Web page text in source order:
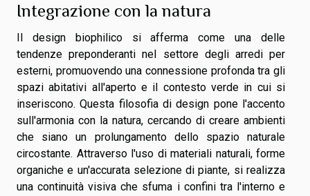
Integrazione con la natura
Il design biophilico si afferma come una delle
tendenze preponderanti nel settore degli arredi per
esterni, promuovendo una connessione profonda tra gli
spazi abitativi all'aperto e il contesto verde in cui si
inseriscono. Questa filosofia di design pone l'accento
sull'armonia con la natura, cercando di creare ambienti
che siano un prolungamento dello spazio naturale
circostante. Attraverso l'uso di materiali naturali, forme
organiche e un'accurata selezione di piante, si realizza
una continuità visiva che sfuma i confini tra l'interno e